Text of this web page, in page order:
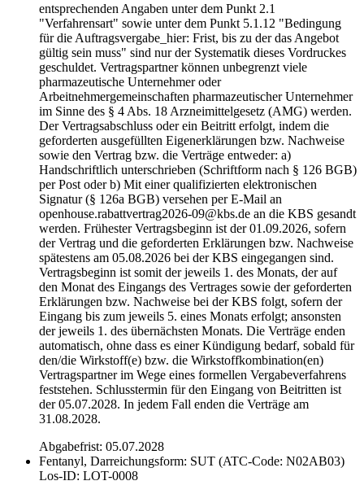
entsprechenden Angaben unter dem Punkt 2.1
"Verfahrensart" sowie unter dem Punkt 5.1.12 "Bedingung
für die Auftragsvergabe_hier: Frist, bis zu der das Angebot
gültig sein muss" sind nur der Systematik dieses Vordruckes
geschuldet. Vertragspartner können unbegrenzt viele
pharmazeutische Unternehmer oder
Arbeitnehmergemeinschaften pharmazeutischer Unternehmer
im Sinne des § 4 Abs. 18 Arzneimittelgesetz (AMG) werden.
Der Vertragsabschluss oder ein Beitritt erfolgt, indem die
geforderten ausgefüllten Eigenerklärungen bzw. Nachweise
sowie den Vertrag bzw. die Verträge entweder: a)
Handschriftlich unterschrieben (Schriftform nach § 126 BGB)
per Post oder b) Mit einer qualifizierten elektronischen
Signatur (§ 126a BGB) versehen per E-Mail an
openhouse.rabattvertrag2026-09@kbs.de an die KBS gesandt
werden. Frühester Vertragsbeginn ist der 01.09.2026, sofern
der Vertrag und die geforderten Erklärungen bzw. Nachweise
spätestens am 05.08.2026 bei der KBS eingegangen sind.
Vertragsbeginn ist somit der jeweils 1. des Monats, der auf
den Monat des Eingangs des Vertrages sowie der geforderten
Erklärungen bzw. Nachweise bei der KBS folgt, sofern der
Eingang bis zum jeweils 5. eines Monats erfolgt; ansonsten
der jeweils 1. des übernächsten Monats. Die Verträge enden
automatisch, ohne dass es einer Kündigung bedarf, sobald für
den/die Wirkstoff(e) bzw. die Wirkstoffkombination(en)
Vertragspartner im Wege eines formellen Vergabeverfahrens
feststehen. Schlusstermin für den Eingang von Beitritten ist
der 05.07.2028. In jedem Fall enden die Verträge am
31.08.2028.
Abgabefrist: 05.07.2028
Fentanyl, Darreichungsform: SUT (ATC-Code: N02AB03)
Los-ID: LOT-0008